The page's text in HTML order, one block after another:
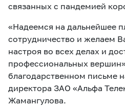
связанных с пандемией
«Надеемся на дальнейшее
сотрудничество и желаем
настроя во всех делах и
профессиональных
благодарственном письме
директора ЗАО «Альфа
Жамангулова.